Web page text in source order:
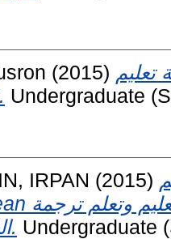
(2015)
Undergraduate
IRPAN (2015)
القرآن الكريم). Undergraduate